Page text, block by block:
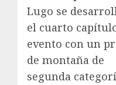
Lugo se
el cuarto
evento con un
de montaña de
segunda